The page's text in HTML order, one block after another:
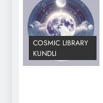
COSMIC LIBRARY
KUNDLI